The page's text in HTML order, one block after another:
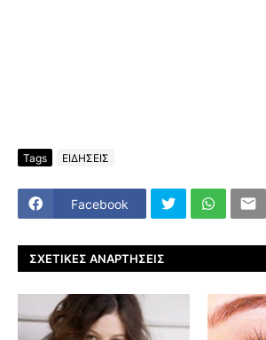
Tags ΕΙΔΗΣΕΙΣ
Facebook
ΣΧΕΤΙΚΈΣ ΑΝΑΡΤΉΣΕΙΣ